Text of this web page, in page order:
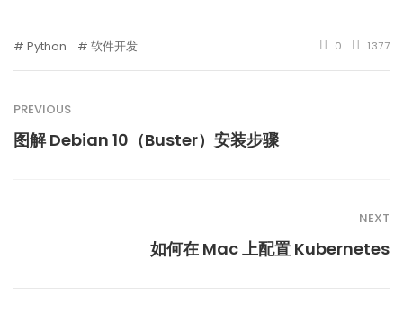
Python 软件开发 0 1377
PREVIOUS
图解 Debian 10（Buster）安装步骤
NEXT
如何在 Mac 上配置 Kubernetes